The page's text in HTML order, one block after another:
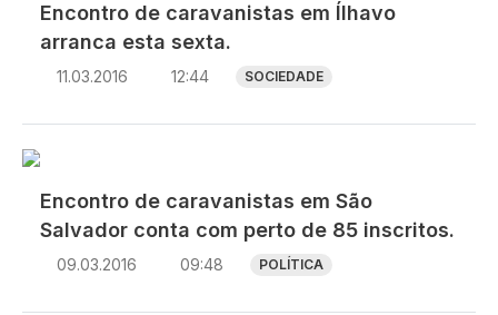
Encontro de caravanistas em Ílhavo
arranca esta sexta.
11.03.2016 12:44 SOCIEDADE
Encontro de caravanistas em São
Salvador conta com perto de 85 inscritos.
09.03.2016 09:48 POLÍTICA